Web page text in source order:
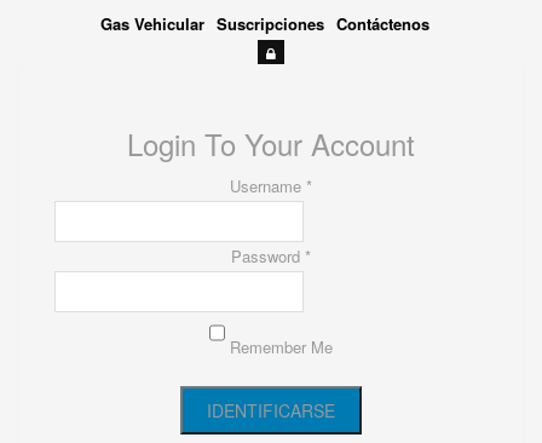
Gas Vehicular Suscripciones Contáctenos
Login To Your Account
Username *
Password *
Remember Me